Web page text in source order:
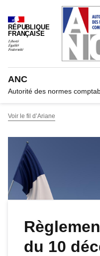
Panneau de gestion des
RÉPUBLIQUE
FRANÇAISE
ANC
Autorité des normes
Voir le fil d’Ariane
du 10